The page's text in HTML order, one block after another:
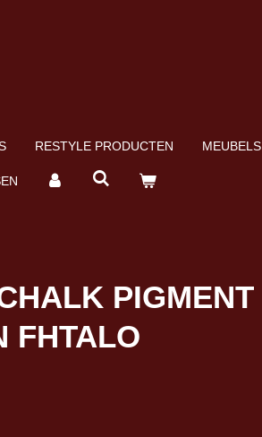
RESTYLE PRODUCTEN MEUBELS
PIGMENT
FHTALO